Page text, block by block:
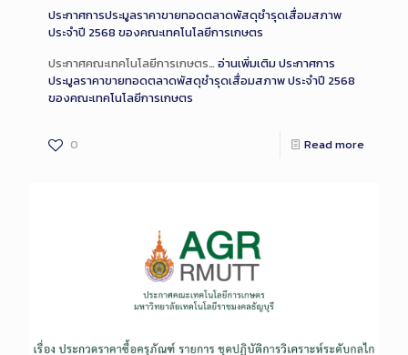
ประกาศการประมูลราคาขายทอดตลาดพัสดุชำรุดเสื่อมสภาพ
ประจำปี 2568 ของคณะเทคโนโลยีการเกษตร
ประกาศคณะเทคโนโลยีการเกษตร… อ่านเพิ่มเติมประกาศการ
ประมูลราคาขายทอดตลาดพัสดุชำรุดเสื่อมสภาพ ประจำปี 2568
ของคณะเทคโนโลยีการเกษตร
0 Read more